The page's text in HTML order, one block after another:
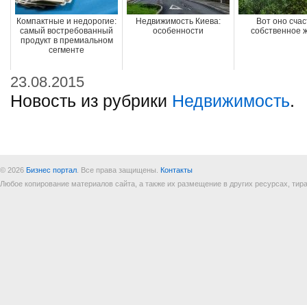
Компактные и недорогие:
самый востребованный
продукт в премиальном
сегменте
Недвижимость Киева:
особенности
Вот оно
собственное
23.08.2015
Новость из рубрики Недвижимость.
© 2026 Бизнес портал . Все права защищены. Контакты
Любое копирование материалов сайта, а также их размещение в других ресурсах,